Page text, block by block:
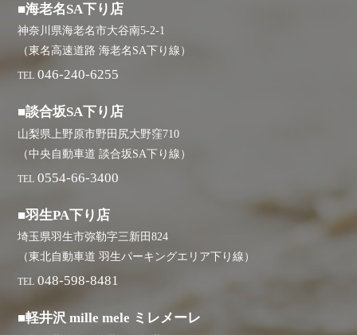
■海老名SA下り店
神奈川県海老名市大谷南5-2-1
（東名高速道路 海老名SA下り線）
TEL 046-240-6255
■談合坂SA下り店
山梨県上野原市野田尻大野窪710
（中央自動車道 談合坂SA下り線）
TEL 0554-66-3400
■羽生PA下り店
埼玉県羽生市弥勒字三新田824
（東北自動車道 羽生パーキングエリア下り線）
TEL 048-598-8481
■軽井沢 mille mele ミレメーレ